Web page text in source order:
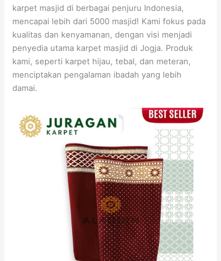
karpet masjid di berbagai penjuru Indonesia,
mencapai lebih dari 5000 masjid! Kami fokus pada
kualitas dan kenyamanan, dengan visi menjadi
penyedia utama karpet masjid di Jogja. Produk
kami, seperti karpet hijau, tebal, dan meteran,
menciptakan pengalaman ibadah yang lebih
damai.